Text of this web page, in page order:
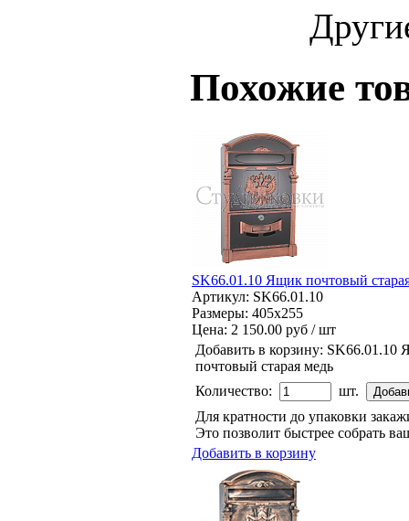
Похожие
SK66.01.10 Ящик почтовый
Артикул: SK66.01.10
Размеры: 405x255
Цена: 2 150.00 руб / шт
Добавить в корзину: SK66.01.10
почтовый старая медь
Количество:
шт.
Для кратности до упаковки
Это позволит быстрее собрать
Добавить в корзину